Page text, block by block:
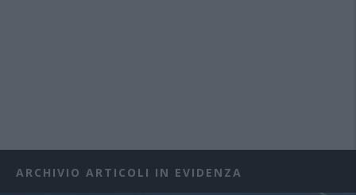
ARCHIVIO ARTICOLI IN EVIDENZA